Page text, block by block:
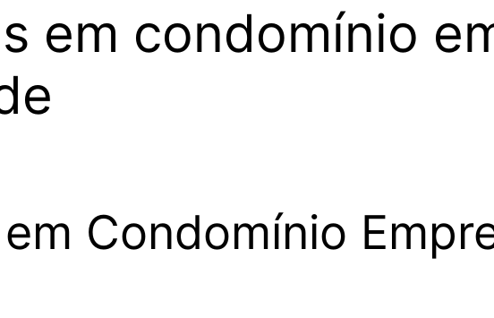
em condomínio
Condomínio